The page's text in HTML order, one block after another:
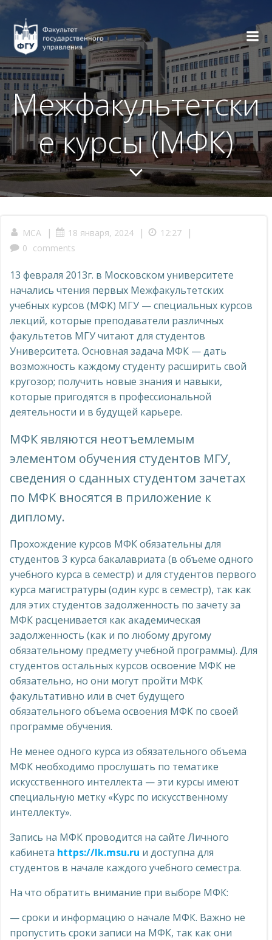
содержимому
Межфакультетски
е курсы (МФК)
МСА | 18 января, 2024 | 12:27 |
0 comments
13 февраля 2013г. в Московском университете
начались чтения первых Межфакультетских
учебных курсов (МФК) МГУ — специальных курсов
лекций, которые преподаватели различных
факультетов МГУ читают для студентов
Университета. Основная задача МФК — дать
возможность каждому студенту расширить свой
кругозор; получить новые знания и навыки,
которые пригодятся в профессиональной
деятельности и в будущей карьере.
МФК являются неотъемлемым
элементом обучения студентов МГУ,
сведения о сданных студентом зачетах
по МФК вносятся в приложение к
диплому.
Прохождение курсов МФК обязательны для
студентов 3 курса бакалавриата (в объеме одного
учебного курса в семестр) и для студентов первого
курса магистратуры (один курс в семестр), так как
для этих студентов задолженность по зачету за
МФК расценивается как академическая
задолженность (как и по любому другому
обязательному предмету учебной программы). Для
студентов остальных курсов освоение МФК не
обязательно, но они могут пройти МФК
факультативно или в счет будущего
обязательного объема освоения МФК по своей
программе обучения.
Не менее одного курса из обязательного объема
МФК необходимо прослушать по тематике
искусственного интеллекта — эти курсы имеют
специальную метку «Курс по искусственному
интеллекту».
Запись на МФК проводится на сайте Личного
кабинета https://lk.msu.ru и доступна для
студентов в начале каждого учебного семестра.
На что обратить внимание при выборе МФК:
— сроки и информацию о начале МФК. Важно не
пропустить сроки записи на МФК, так как они